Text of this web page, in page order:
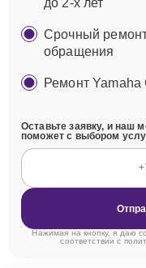
до 2-х лет
Срочный
обращения
Ремонт Yamaha
Оставьте заявку, и наш
поможет с выбором
Нажимая на кнопку, я даю
соответствии с